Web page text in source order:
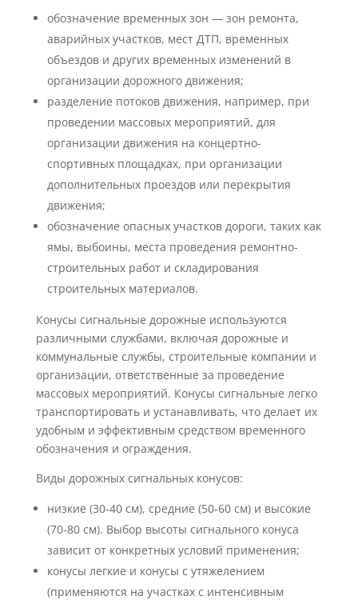
обозначение временных зон — зон ремонта,
аварийных участков, мест ДТП, временных
объездов и других временных изменений в
организации дорожного движения;
разделение потоков движения, например, при
проведении массовых мероприятий, для
организации движения на концертно-
спортивных площадках, при организации
дополнительных проездов или перекрытия
движения;
обозначение опасных участков дороги, таких как
ямы, выбоины, места проведения ремонтно-
строительных работ и складирования
строительных материалов.
Конусы сигнальные дорожные используются
различными службами, включая дорожные и
коммунальные службы, строительные компании и
организации, ответственные за проведение
массовых мероприятий. Конусы сигнальные легко
транспортировать и устанавливать, что делает их
удобным и эффективным средством временного
обозначения и ограждения.
Виды дорожных сигнальных конусов:
низкие (30-40 см), средние (50-60 см) и высокие
(70-80 см). Выбор высоты сигнального конуса
зависит от конкретных условий применения;
конусы легкие и конусы с утяжелением
(применяются на участках с интенсивным